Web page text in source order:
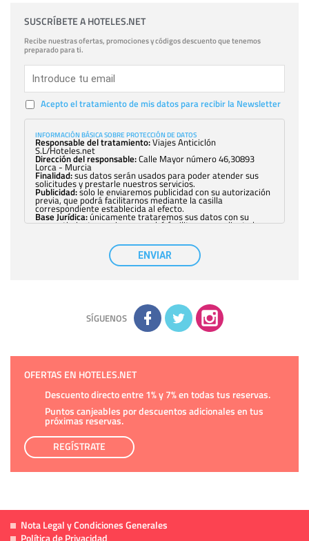
SUSCRÍBETE A HOTELES.NET
Recibe nuestras ofertas, promociones y códigos descuento que tenemos
preparado para ti.
Acepto el tratamiento de mis datos para recibir la Newsletter
INFORMACIÓN BÁSICA SOBRE PROTECCIÓN DE DATOS
Responsable del tratamiento:Viajes Anticiclón
S.L/Hoteles.net
Dirección del responsable:Calle Mayor número 46,30893
Lorca - Murcia
Finalidad:sus datos serán usados para poder atender sus
solicitudes y prestarle nuestros servicios.
Publicidad:solo le enviaremos publicidad con su autorización
previa, que podrá facilitarnos mediante la casilla
correspondiente establecida al efecto.
Base Jurídica:únicamente trataremos sus datos con su
consentimiento previo, que podrá facilitarnos mediante la
con carácter general, sólo el personal de
nuestra entidad que esté debidamente autorizado podrá
tener conocimiento de la información que le pedimos. No se
comunicarán datos a terceros.
adicional y detallada sobre cómo tratamos sus datos en la
política de privacidad
ENVIAR
SÍGUENOS
OFERTAS EN HOTELES.NET
Descuento directo entre 1% y 7% en todas tus reservas.
Puntos canjeables por descuentos adicionales en tus
próximas reservas.
REGÍSTRATE
Nota Legal y Condiciones Generales
Política de Privacidad